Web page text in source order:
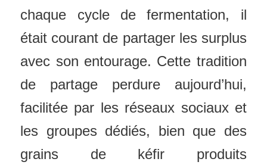
chaque cycle de fermentation, il
était courant de partager les surplus
avec son entourage. Cette tradition
de partage perdure aujourd’hui,
facilitée par les réseaux sociaux et
les groupes dédiés, bien que des
grains de kéfir produits